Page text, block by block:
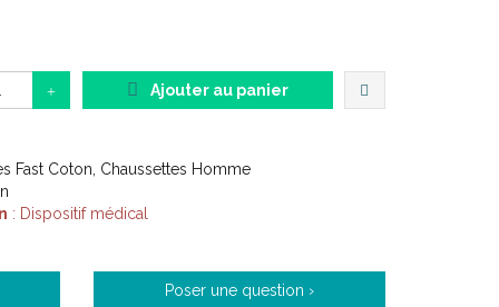
lourdes,...) suites chirurgie phlébologique
Ajouter au panier
Fast Coton, Chaussettes Homme
: Dispositif médical
Poser une question ›